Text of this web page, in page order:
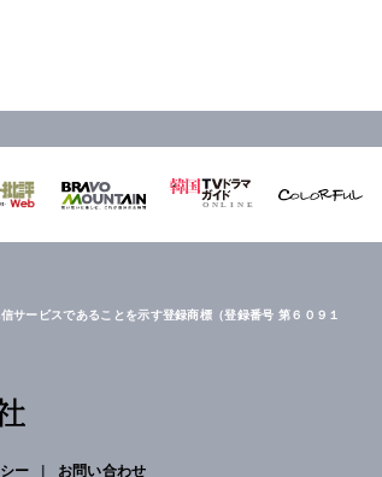
サービスであることを示す登録商標（登録番号 第６０９１
ー お問い合わせ